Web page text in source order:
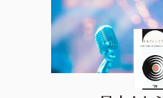
日本タレント名鑑